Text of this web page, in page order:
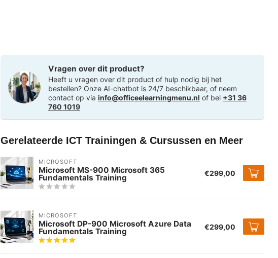
Vragen over dit product?
Heeft u vragen over dit product of hulp nodig bij het
bestellen? Onze AI-chatbot is 24/7 beschikbaar, of neem
contact op via info@officeelearningmenu.nl of bel +31 36
760 1019
Gerelateerde ICT Trainingen & Cursussen en Meer
MICROSOFT
Microsoft MS-900 Microsoft 365
Fundamentals Training €299,00
MICROSOFT
Microsoft DP-900 Microsoft Azure Data
Fundamentals Training €299,00